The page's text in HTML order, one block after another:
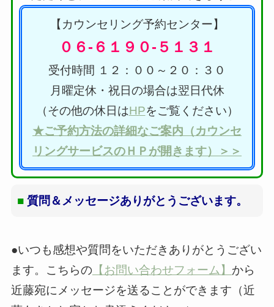
【カウンセリング予約センター】
０６-６１９０-５１３１
受付時間 １２：００～２０：３０
月曜定休・祝日の場合は翌日代休
（その他の休日はHPをご覧ください）
★ご予約方法の詳細なご案内（カウンセ
リングサービスのＨＰが開きます）＞＞
■ 質問＆メッセージありがとうございます。
●いつも感想や質問をいただきありがとうござい
ます。こちらの【お問い合わせフォーム】 から
近藤宛にメッセージを送ることができます（近